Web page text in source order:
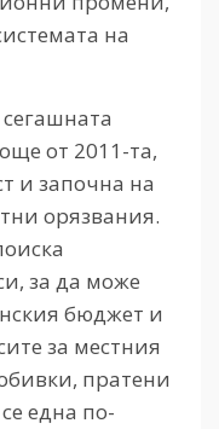
на
от 2011-та,
и започна на
орязвания.
за да може
бюджет и
за местния
пратени
една по-